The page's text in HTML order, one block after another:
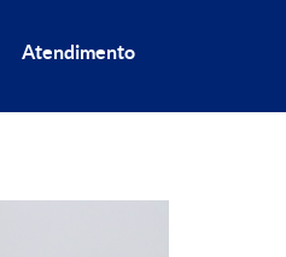
Atendimento